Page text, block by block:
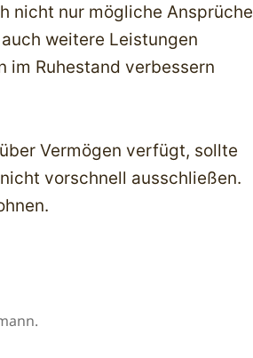
nicht nur mögliche Ansprüche
weitere Leistungen
im Ruhestand verbessern
Vermögen verfügt, sollte
vorschnell ausschließen.